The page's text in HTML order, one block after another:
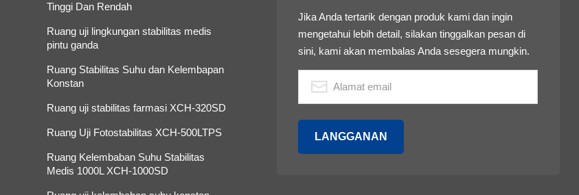
Tinggi Dan Rendah
Ruang uji lingkungan stabilitas medis
pintu ganda
Ruang Stabilitas Suhu dan Kelembapan
Konstan
Ruang uji stabilitas farmasi XCH-320SD
Ruang Uji Fotostabilitas XCH-500LTPS
Ruang Kelembaban Suhu Stabilitas
Medis 1000L XCH-1000SD
Jika Anda tertarik dengan produk kami dan ingin
mengetahui lebih detail, silakan tinggalkan pesan di
sini, kami akan membalas Anda sesegera mungkin.